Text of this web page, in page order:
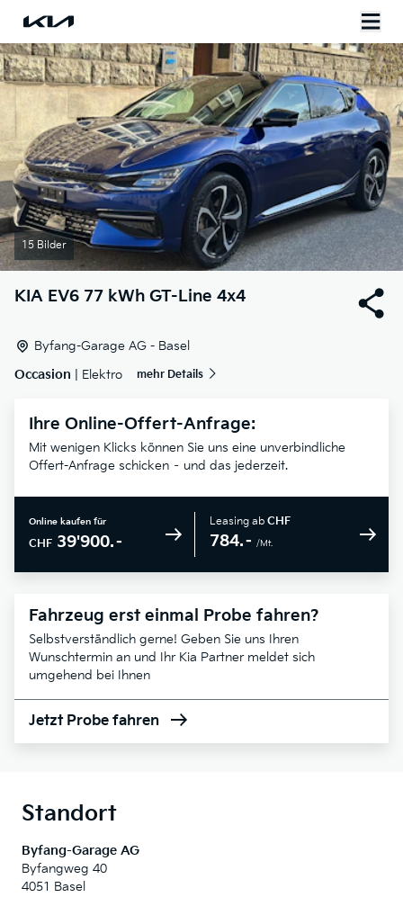
15 Bilder
KIA EV6 77 kWh GT-Line 4x4
Byfang-Garage AG - Basel
Occasion | Elektro mehr Details
Ihre Online-Offert-Anfrage:
Mit wenigen Klicks können Sie uns eine unverbindliche
Offert-Anfrage schicken – und das jederzeit.
Online kaufen für
CHF 39'900.–
Leasing ab CHF
784.– /Mt.
Fahrzeug erst einmal Probe fahren?
Selbstverständlich gerne! Geben Sie uns Ihren
Wunschtermin an und Ihr Kia Partner meldet sich
umgehend bei Ihnen
Jetzt Probe fahren
Standort
Byfang-Garage AG
Byfangweg 40
4051 Basel